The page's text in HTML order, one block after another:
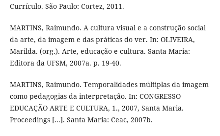
Currículo. São Paulo: Cortez, 2011.
MARTINS, Raimundo. A cultura visual e a construção social
da arte, da imagem e das práticas do ver. In: OLIVEIRA,
Marilda. (org.). Arte, educação e cultura. Santa Maria:
Editora da UFSM, 2007a. p. 19-40.
MARTINS, Raimundo. Temporalidades múltiplas da imagem
como pedagogias da interpretação. In: CONGRESSO
EDUCAÇÃO ARTE E CULTURA, 1., 2007, Santa Maria.
Proceedings [...]. Santa Maria: Ceac, 2007b.